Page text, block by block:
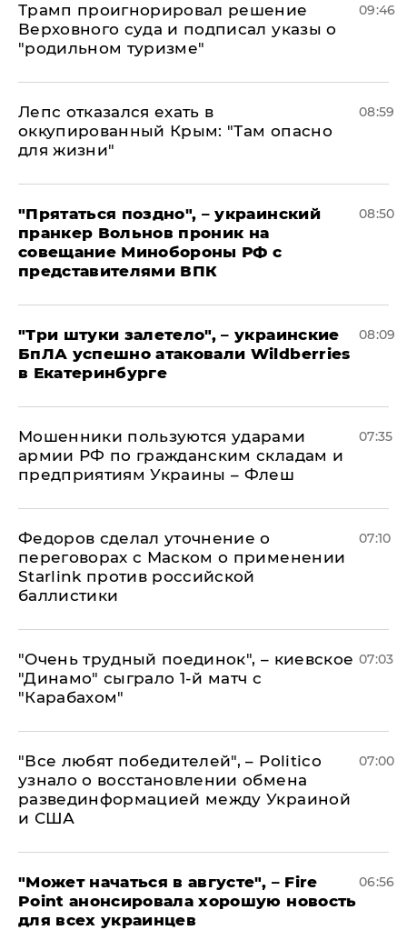
Трамп проигнорировал решение
Верховного суда и подписал указы о
"родильном туризме"
09:46
Лепс отказался ехать в
оккупированный Крым: "Там опасно
для жизни"
08:59
"Прятаться поздно", – украинский
пранкер Вольнов проник на
совещание Минобороны РФ с
представителями ВПК
08:50
"Три штуки залетело", – украинские
БпЛА успешно атаковали Wildberries
в Екатеринбурге
08:09
Мошенники пользуются ударами
армии РФ по гражданским складам и
предприятиям Украины – Флеш
07:35
Федоров сделал уточнение о
переговорах с Маском о применении
Starlink против российской
баллистики
07:10
"Очень трудный поединок", – киевское
"Динамо" сыграло 1-й матч с
"Карабахом"
07:03
​"Все любят победителей", – Politico
узнало о восстановлении обмена
развединформацией между Украиной
и США
07:00
"Может начаться в августе", – Fire
Point анонсировала хорошую новость
для всех украинцев
06:56